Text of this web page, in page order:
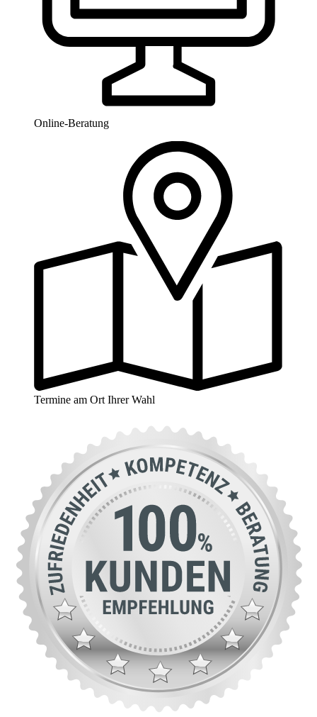
Online-Beratung
Termine am Ort Ihrer Wahl